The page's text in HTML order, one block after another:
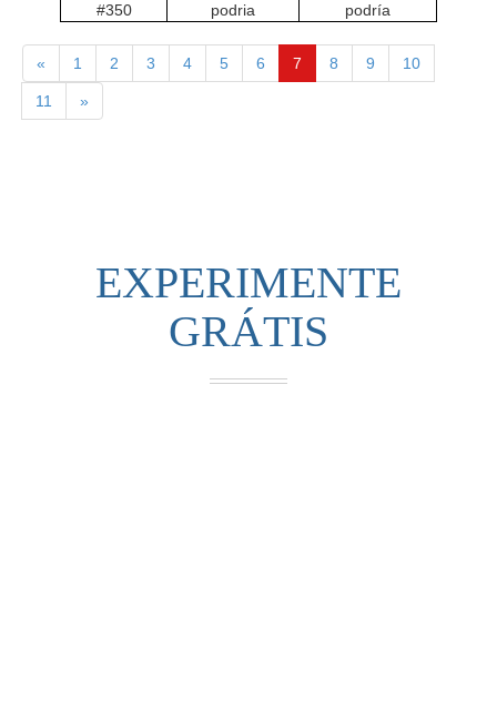
#350
podria podría
« 1 2 3 4 5 6 7 8 9 10
11 »
EXPERIMENTE
GRÁTIS